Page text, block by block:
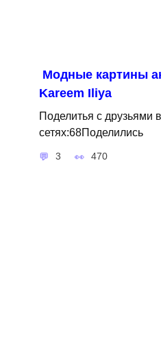
Модные картины
Kareem Iliya
Поделитья с друзьями
сетях:68Поделились
3 470